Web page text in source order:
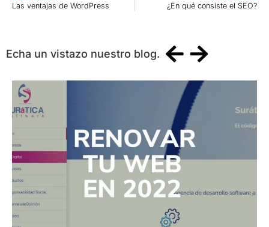
Las ventajas de WordPress ¿En qué consiste el SEO?
Echa un vistazo nuestro blog.